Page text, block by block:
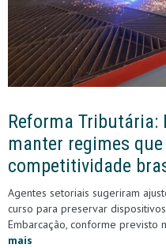
Reforma
manter regimes
competitividade
Agentes setoriais sugeriram
curso para preservar
Embarcação, conforme previsto
mais